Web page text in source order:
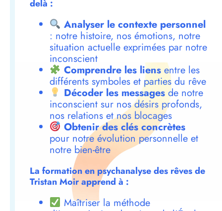
delà :
Analyser le contexte personnel
: notre histoire, nos émotions, notre
situation actuelle exprimées par notre
inconscient
Comprendre les liensentre les
différents symboles et parties du rêve
Décoder les messagesde notre
inconscient sur nos désirs profonds,
nos relations et nos blocages
Obtenir des clés concrètes
pour notre évolution personnelle et
notre bien-être
La formation en psychanalyse des rêves de
Tristan Moir apprend à :
Maîtriser la méthode